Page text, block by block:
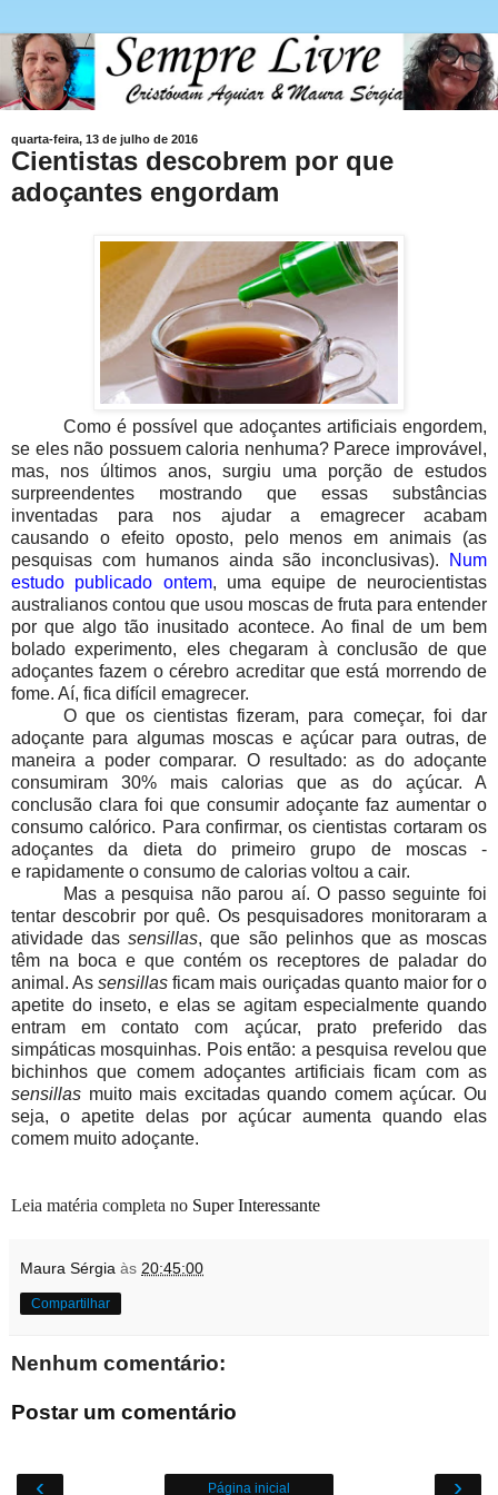
quarta-feira, 13 de julho de 2016
Cientistas descobrem por que
adoçantes engordam
Como é possível que adoçantes artificiais engordem,
se eles não possuem caloria nenhuma? Parece improvável,
mas, nos últimos anos, surgiu uma porção de estudos
surpreendentes mostrando que essas substâncias
inventadas para nos ajudar a emagrecer acabam
causando o efeito oposto, pelo menos em animais (as
pesquisas com humanos ainda são inconclusivas).
Num
estudo publicado ontem, uma equipe de neurocientistas
australianos contou que usou moscas de fruta para entender
por que algo tão inusitado acontece. Ao final de um bem
bolado experimento, eles chegaram à conclusão de que
adoçantes fazem o cérebro acreditar que está morrendo de
fome. Aí, fica difícil emagrecer.
O que os cientistas fizeram, para começar, foi dar
adoçante para algumas moscas e açúcar para outras, de
maneira a poder comparar. O resultado: as do adoçante
consumiram 30% mais calorias que as do açúcar. A
conclusão clara foi que consumir adoçante faz aumentar o
consumo calórico. Para confirmar, os cientistas cortaram os
adoçantes da dieta do primeiro grupo de moscas -
e rapidamente o consumo de calorias voltou a cair.
Mas a pesquisa não parou aí. O passo seguinte foi
tentar descobrir por quê. Os pesquisadores monitoraram a
atividade dassensillas, que são pelinhos que as moscas
têm na boca e que contém os receptores de paladar do
animal. Assensillasficam mais ouriçadas quanto maior for o
apetite do inseto, e elas se agitam especialmente quando
entram em contato com açúcar, prato preferido das
simpáticas mosquinhas. Pois então: a pesquisa revelou que
bichinhos que comem adoçantes artificiais ficam com as
sensillas muito mais excitadas quando comem açúcar. Ou
seja, o apetite delas por açúcar aumenta quando elas
comem muito adoçante.
Leia matéria completa no Super Interessante
Maura Sérgia às 20:45:00
Compartilhar
Nenhum comentário:
Postar um comentário
‹ ›
Página inicial